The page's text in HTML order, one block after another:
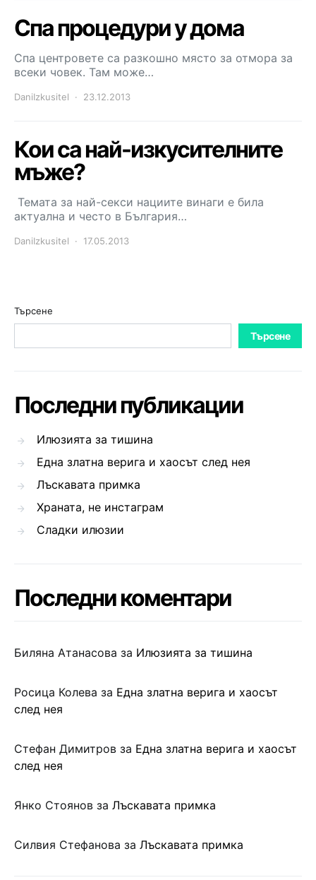
Спа процедури у дома
Спа центровете са разкошно място за отмора за
всеки човек. Там може…
DaniIzkusitel 23.12.2013
Кои са най-изкусителните
мъже?
Темата за най-секси нациите винаги е била
актуална и често в България…
DaniIzkusitel 17.05.2013
Търсене
Търсене
Последни публикации
Илюзията за тишина
Една златна верига и хаосът след нея
Лъскавата примка
Храната, не инстаграм
Сладки илюзии
Последни коментари
Биляна Атанасова за Илюзията за тишина
Росица Колева за Една златна верига и хаосът
след нея
Стефан Димитров за Една златна верига и хаосът
след нея
Янко Стоянов за Лъскавата примка
Силвия Стефанова за Лъскавата примка